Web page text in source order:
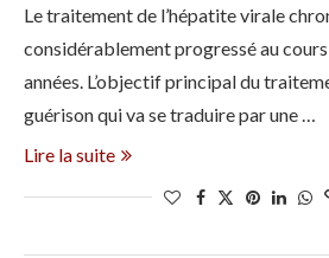
Le traitement de l’hépatite virale
considérablement progressé au
années. L’objectif principal du
guérison qui va se traduire par une …
Lire la suite